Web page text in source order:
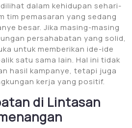
dalam kehidupan sehari-
tim pemasaran yang sedang
besar. Jika masing-masing
persahabatan yang solid,
untuk memberikan ide-ide
satu sama lain. Hal ini tidak
hasil kampanye, tetapi juga
kerja yang positif.
di Lintasan